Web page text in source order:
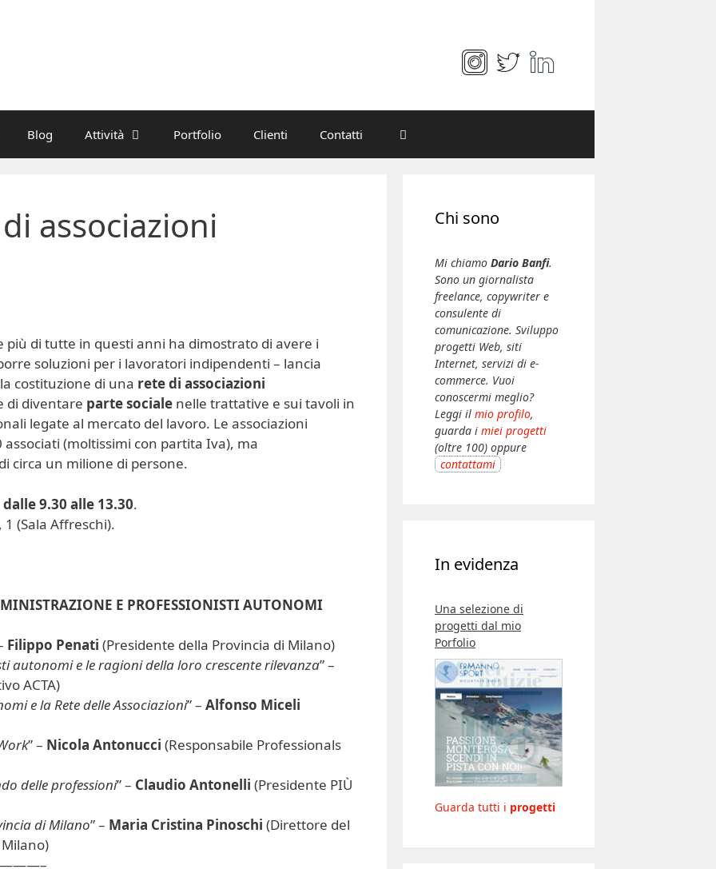
Blog Attività Portfolio Clienti Contatti
associazioni
più di tutte in questi anni ha dimostrato di avere i
soluzioni per i lavoratori indipendenti – lancia
costituzione di una rete di associazioni
di diventare parte sociale nelle trattative e sui tavoli in
legate al mercato del lavoro. Le associazioni
(moltissimi con partita Iva), ma
circa un milione di persone.
9.30 alle 13.30.
(Sala Affreschi).
E PROFESSIONISTI AUTONOMI
Filippo Penati (Presidente della Provincia di Milano)
autonomi e le ragioni della loro crescente rilevanza” –
ACTA)
e la Rete delle Associazioni” – Alfonso Miceli
” – Nicola Antonucci (Responsabile Professionals
delle professioni” – Claudio Antonelli (Presidente PIÙ
di Milano” – Maria Cristina Pinoschi (Direttore del
Chi sono
Mi chiamo Dario Banfi.
Sono un giornalista
freelance, copywriter e
consulente di
comunicazione. Sviluppo
progetti Web, siti
Internet, servizi di e-
commerce. Vuoi
conoscermi meglio?
Leggi il mio profilo,
guarda i miei progetti
(oltre 100) oppure
contattami
In evidenza
Una selezione di
progetti dal mio
Porfolio
Guarda tutti i progetti